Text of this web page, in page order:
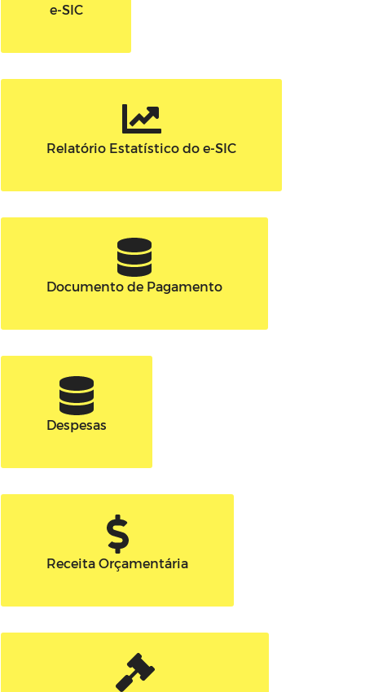
e-SIC
Relatório Estatístico do e-SIC
Documento de Pagamento
Despesas
Receita Orçamentária